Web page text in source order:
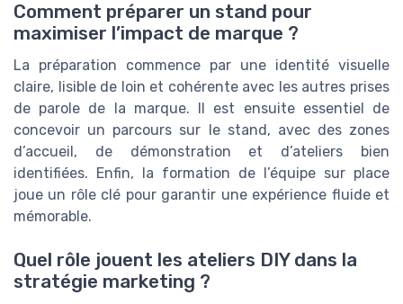
Comment préparer un stand pour
maximiser l’impact de marque ?
La préparation commence par une identité visuelle
claire, lisible de loin et cohérente avec les autres prises
de parole de la marque. Il est ensuite essentiel de
concevoir un parcours sur le stand, avec des zones
d’accueil, de démonstration et d’ateliers bien
identifiées. Enfin, la formation de l’équipe sur place
joue un rôle clé pour garantir une expérience fluide et
mémorable.
Quel rôle jouent les ateliers DIY dans la
stratégie marketing ?